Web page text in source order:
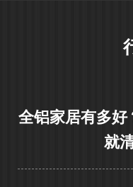
全铝家居有多好
就